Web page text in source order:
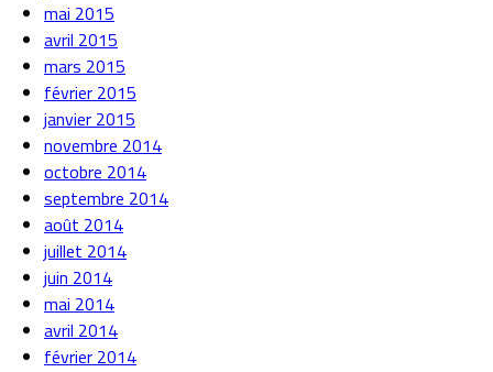
mai 2015
avril 2015
mars 2015
février 2015
janvier 2015
novembre 2014
octobre 2014
septembre 2014
août 2014
juillet 2014
juin 2014
mai 2014
avril 2014
février 2014